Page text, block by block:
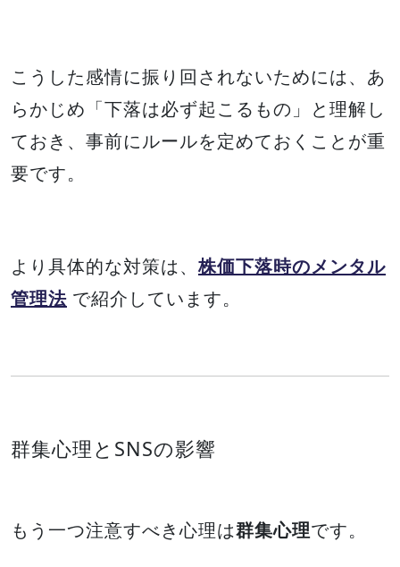
こうした感情に振り回されないためには、あ
らかじめ「下落は必ず起こるもの」と理解し
ておき、事前にルールを定めておくことが重
要です。
より具体的な対策は、株価下落時のメンタル
管理法 で紹介しています。
群集心理とSNSの影響
もう一つ注意すべき心理は群集心理です。